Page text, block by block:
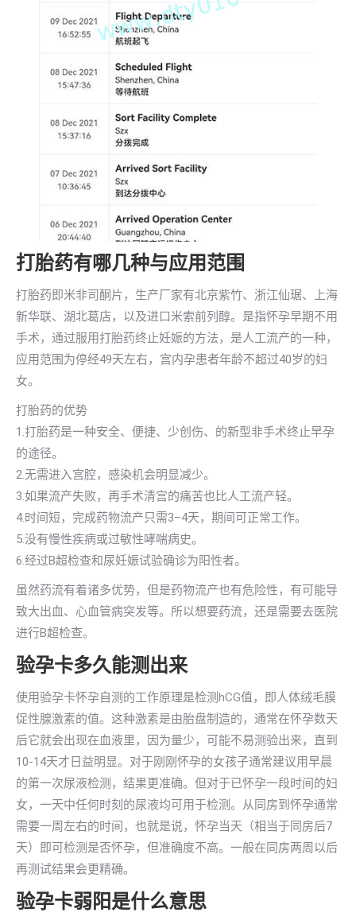
打胎药有哪几种与应用范围
打胎药即米非司酮片，生产厂家有北京紫竹、浙江仙琚、上海
新华联、湖北葛店，以及进口米索前列醇。是指怀孕早期不用
手术，通过服用打胎药终止妊娠的方法，是人工流产的一种，
应用范围为停经49天左右，宫内孕患者年龄不超过40岁的妇
女。
打胎药的优势
1.打胎药是一种安全、便捷、少创伤、的新型非手术终止早孕
的途径。
2.无需进入宫腔，感染机会明显减少。
3.如果流产失败，再手术清宫的痛苦也比人工流产轻。
4.时间短，完成药物流产只需3–4天，期间可正常工作。
5.没有慢性疾病或过敏性哮喘病史。
6.经过B超检查和尿妊娠试验确诊为阳性者。
虽然药流有着诸多优势，但是药物流产也有危险性，有可能导
致大出血、心血管病突发等。所以想要药流，还是需要去医院
进行B超检查。
验孕卡多久能测出来
使用验孕卡怀孕自测的工作原理是检测hCG值，即人体绒毛膜
促性腺激素的值。这种激素是由胎盘制造的，通常在怀孕数天
后它就会出现在血液里，因为量少，可能不易测验出来，直到
10-14天才日益明显。对于刚刚怀孕的女孩子通常建议用早晨
的第一次尿液检测，结果更准确。但对于已怀孕一段时间的妇
女，一天中任何时刻的尿液均可用于检测。从同房到怀孕通常
需要一周左右的时间，也就是说，怀孕当天（相当于同房后7
天）即可检测是否怀孕，但准确度不高。一般在同房两周以后
再测试结果会更精确。
验孕卡弱阳是什么意思